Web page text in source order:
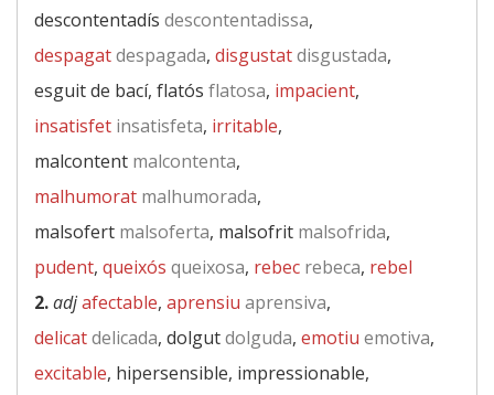
descontentadís descontentadissa,
despagatdespagada, disgustatdisgustada,
esguit de bací, flatós flatosa, impacient,
insatisfet insatisfeta, irritable,
malcontent malcontenta,
malhumorat malhumorada,
malsofert malsoferta, malsofrit malsofrida,
pudent, queixós queixosa, rebec rebeca, rebel
2.adjafectable, aprensiu aprensiva,
delicatdelicada, dolgutdolguda, emotiu emotiva,
excitable, hipersensible, impressionable,